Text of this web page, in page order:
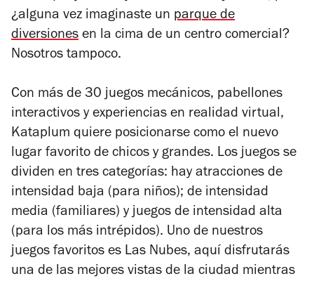
¿alguna vez imaginaste un parque de
diversiones en la cima de un centro comercial?
Nosotros tampoco.
Con más de 30 juegos mecánicos, pabellones
interactivos y experiencias en realidad virtual,
Kataplum quiere posicionarse como el nuevo
lugar favorito de chicos y grandes. Los juegos se
dividen en tres categorías: hay atracciones de
intensidad baja (para niños); de intensidad
media (familiares) y juegos de intensidad alta
(para los más intrépidos). Uno de nuestros
juegos favoritos es Las Nubes, aquí disfrutarás
una de las mejores vistas de la ciudad mientras